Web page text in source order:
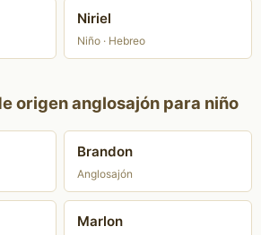
Niriel
Niño · Hebreo
origen anglosajón para niño
Brandon
Anglosajón
Marlon